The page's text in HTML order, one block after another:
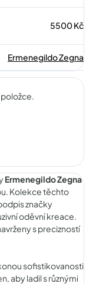
5500 Kč
Ermenegildo Zegna
Ermenegildo Zegna
Kolekce těchto
značky
oděvní kreace.
s precizností
sofistikovanosti
aby ladil s různými